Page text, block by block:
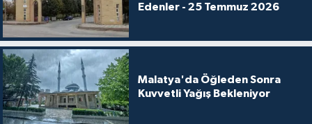
Edenler - 25 Temmuz 2026
Malatya'da Öğleden Sonra
Kuvvetli Yağış Bekleniyor